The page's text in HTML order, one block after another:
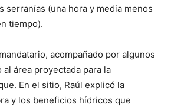
serranías (una hora y media menos
tiempo).
acompañado por algunos
área proyectada para la
En el sitio, Raúl explicó la
y los beneficios hídricos que